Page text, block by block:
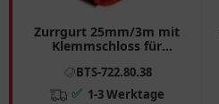
Zurrgurt 25mm/3m mit
Klemmschloss für
BTS-722.80.38
✅ 1-3 Werktage